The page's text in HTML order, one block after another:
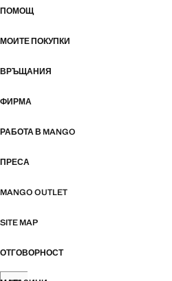
ПОМОЩ
МОИТЕ ПОКУПКИ
ВРЪЩАНИЯ
ФИРМА
РАБОТА В MANGO
ПРЕСА
MANGO OUTLET
SITE MAP
ОТГОВОРНОСТ